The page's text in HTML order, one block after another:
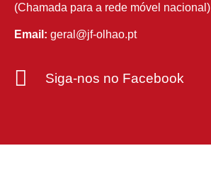
(Chamada para a rede móvel nacional)
Email: geral@jf-olhao.pt
Siga-nos no Facebook